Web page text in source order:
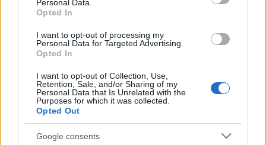
Personal Data.
Opted In
I want to opt-out of processing my
Personal Data for Targeted Advertising.
Opted In
I want to opt-out of Collection, Use,
Retention, Sale, and/or Sharing of my
Personal Data that Is Unrelated with the
Purposes for which it was collected.
Opted Out
Google consents
Túlfogyasztás napja - július 30-ra
felhasználta az emberiség a Föld egész
HIRDETÉS